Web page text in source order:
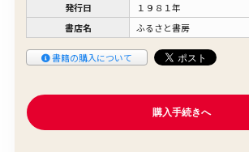
発行日
１９８１年
書店名
ふるさと書房
書籍の購入について